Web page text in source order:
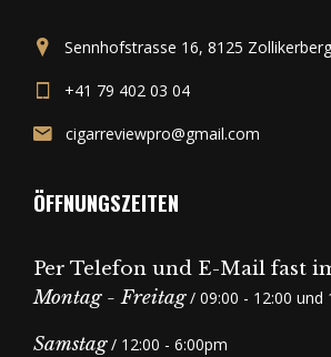
Sennhofstrasse 16, 8125 Zollikerberg
+41 79 402 03 04
cigarreviewpro@gmail.com
ÖFFNUNGSZEITEN
Per Telefon und E-Mail fast
Montag - Freitag/ 09:00 - 12:00 und
Samstag/ 12:00 - 6:00pm